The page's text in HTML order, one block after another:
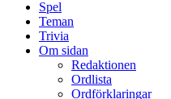
Spel
Teman
Trivia
Om sidan
Redaktionen
Ordlista
Ordförklaringar